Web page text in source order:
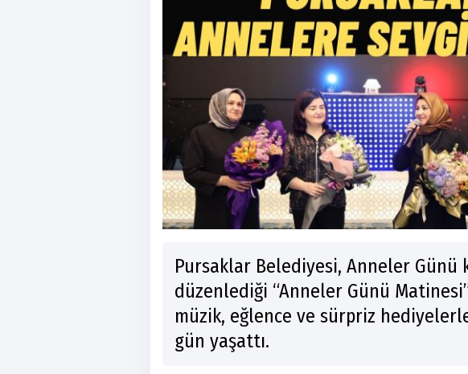
Pursaklar Belediyesi, Anneler Günü
düzenlediği “Anneler Günü
müzik, eğlence ve sürpriz
gün yaşattı.